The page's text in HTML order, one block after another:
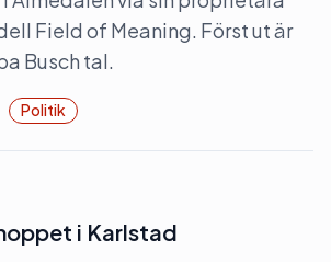
Field of Meaning. Först ut är
Busch tal.
Politik
i Karlstad